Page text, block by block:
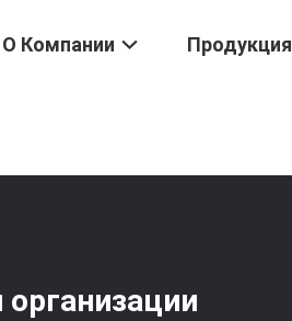
О Компании Продукция